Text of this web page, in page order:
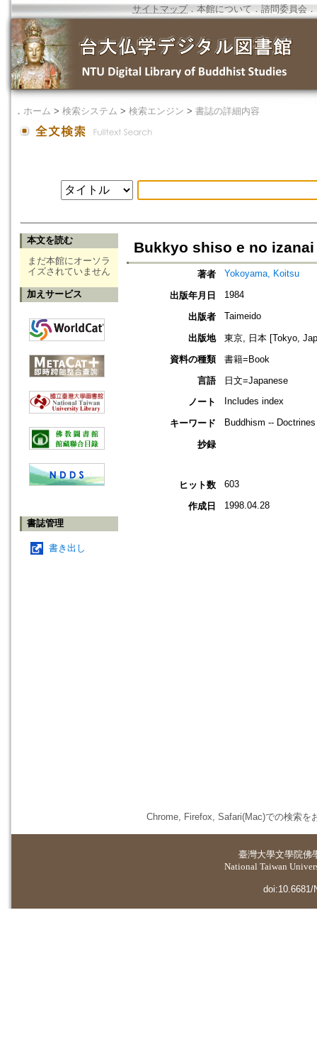
サイトマップ．本館について ． 諮問委員会 ．
． ホーム > 検索システム > 検索エンジン > 書誌の詳細内容
本文を読む
まだ本館にオーソラ
イズされていません
加えサービス
書誌管理
書き出し
Bukkyo shiso e no izanai
著者 Yokoyama, Koitsu
出版年月日 1984
出版者 Taimeido
出版地
東京, 日本 [Tokyo,
資料の種類
書籍=Book
言語
日文=Japanese
ノート
Includes index
キーワード Buddhism --
抄録
ヒット数 603
作成日 1998.04.28
Chrome, Firefox, Safari(Mac)での検索を
臺灣大學文學院佛
National Taiwan
doi:10.6681/